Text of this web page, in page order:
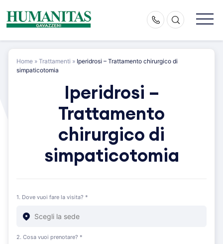
content
Home » Trattamenti » Iperidrosi – Trattamento chirurgico di
simpaticotomia
Iperidrosi –
Trattamento
chirurgico di
simpaticotomia
1. Dove vuoi fare la visita? *
2. Cosa vuoi prenotare? *